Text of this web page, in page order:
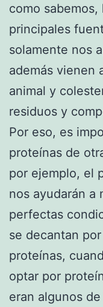
como
principales
solamente nos
además vienen
animal y
residuos y
Por eso, es
proteínas de
por ejemplo, el
nos ayudarán a
perfectas
se decantan
proteínas,
optar por
eran algunos